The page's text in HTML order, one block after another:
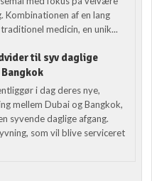
Kombinationen af en lang
medicin, en unik...
til syv daglige
i dag deres nye,
mellem Dubai og Bangkok,
syvende daglige afgang.
som vil blive serviceret